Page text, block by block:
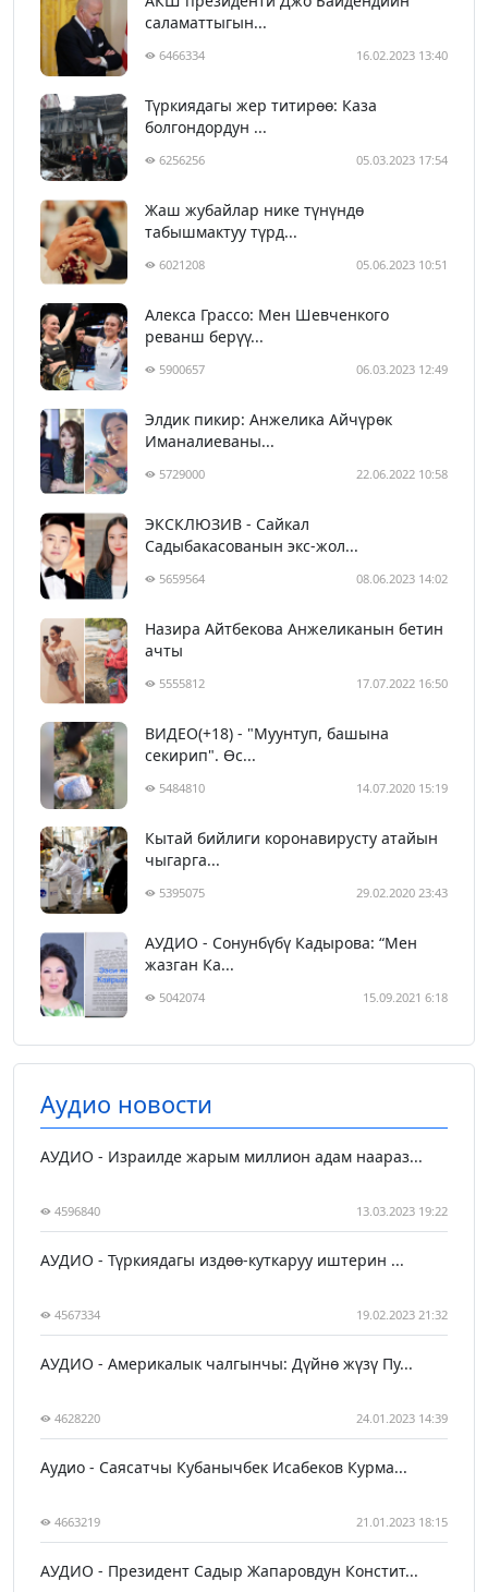
саламаттыгын...
6466334 16.02.2023 13:40
Түркиядагы жер титирөө: Каза
болгондордун ...
6256256 05.03.2023 17:54
Жаш жубайлар нике түнүндө
табышмактуу түрд...
6021208 05.06.2023 10:51
Алекса Грассо: Мен Шевченкого
реванш берүү...
5900657 06.03.2023 12:49
Элдик пикир: Анжелика Айчүрөк
Иманалиеваны...
5729000 22.06.2022 10:58
ЭКСКЛЮЗИВ - Сайкал
Садыбакасованын экс-жол...
5659564 08.06.2023 14:02
Назира Айтбекова Анжеликанын бетин
ачты
5555812 17.07.2022 16:50
ВИДЕО(+18) - "Муунтуп, башына
секирип". Өс...
5484810 14.07.2020 15:19
Кытай бийлиги коронавирусту атайын
чыгарга...
5395075 29.02.2020 23:43
АУДИО - Сонунбүбү Кадырова: “Мен
жазган Ка...
5042074 15.09.2021 6:18
Аудио новости
АУДИО - Израилде жарым миллион адам наараз...
4596840 13.03.2023 19:22
АУДИО - Түркиядагы издөө-куткаруу иштерин ...
4567334 19.02.2023 21:32
АУДИО - Америкалык чалгынчы: Дүйнө жүзү Пу...
4628220 24.01.2023 14:39
Аудио - Саясатчы Кубанычбек Исабеков Курма...
4663219 21.01.2023 18:15
АУДИО - Президент Садыр Жапаровдун Констит...